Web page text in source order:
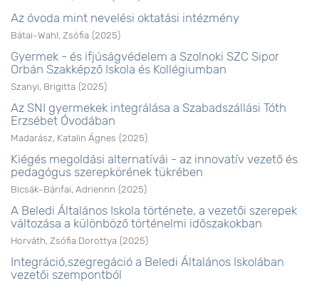
Az óvoda mint nevelési oktatási intézmény
Bátai-Wahl, Zsófia (2025)
Gyermek - és ifjúságvédelem a Szolnoki SZC Sipor
Orbán Szakképző Iskola és Kollégiumban
Szanyi, Brigitta (2025)
Az SNI gyermekek integrálása a Szabadszállási Tóth
Erzsébet Óvodában
Madarász, Katalin Ágnes (2025)
Kiégés megoldási alternatívái - az innovatív vezető és
pedagógus szerepkörének tükrében
Bicsák-Bánfai, Adriennn (2025)
A Beledi Általános Iskola története, a vezetői szerepek
változása a különböző történelmi időszakokban
Horváth, Zsófia Dorottya (2025)
Integráció,szegregáció a Beledi Általános Iskolában
vezetői szempontból